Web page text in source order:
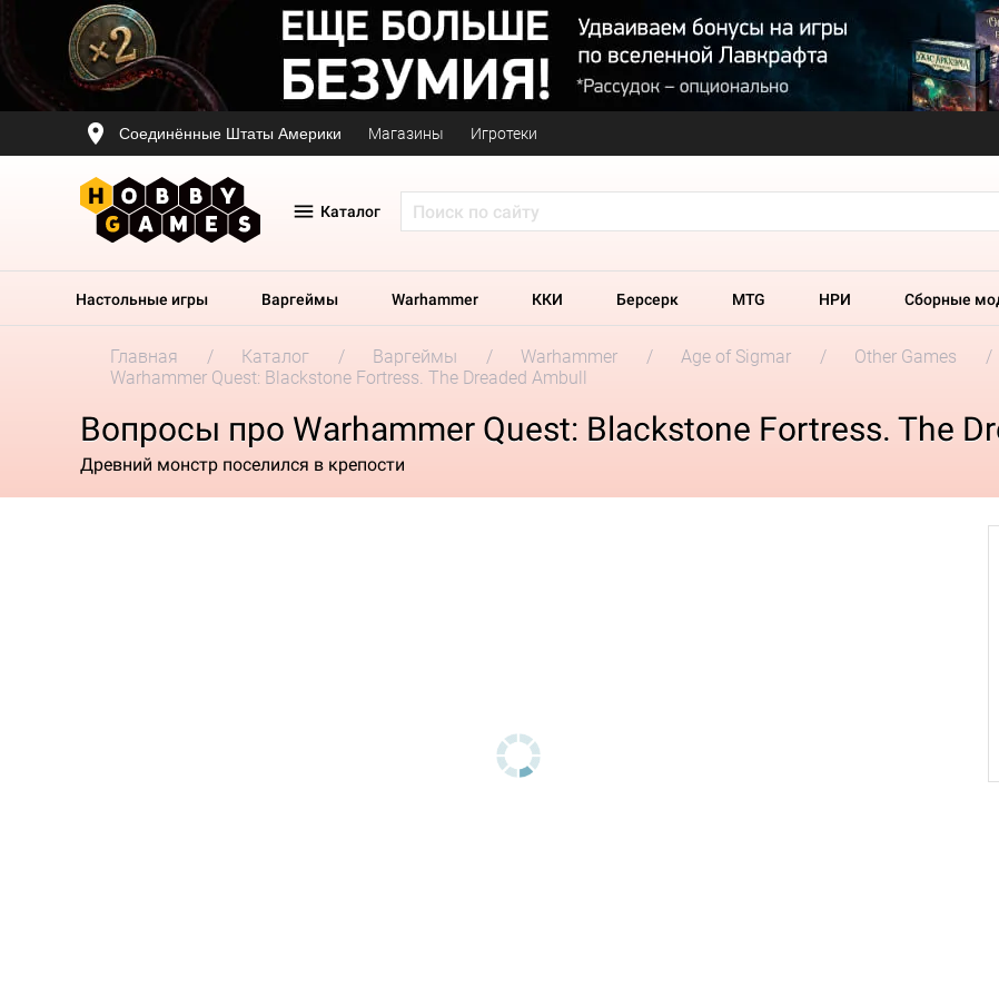
Соединённые Штаты Америки Магазины Игротеки
Каталог
Настольные игры Варгеймы Warhammer ККИ Берсерк MTG НРИ Сборные
Главная Каталог Варгеймы Warhammer Age of Sigmar Other Games
Warhammer Quest: Blackstone Fortress. The Dreaded Ambull
Вопросы про Warhammer Quest: Blackstone Fortress. The
Древний монстр поселился в крепости